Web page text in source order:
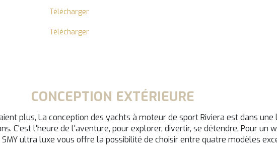
Télécharger
Télécharger
CONCEPTION EXTÉRIEURE
plus, La conception des yachts à moteur de sport Riviera est dans une
C'est l'heure de l'aventure, pour explorer, divertir, se détendre, Pour un
ultra luxe vous offre la possibilité de choisir entre quatre modèles